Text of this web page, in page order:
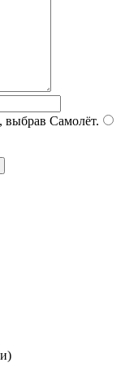
выбрав Самолёт.